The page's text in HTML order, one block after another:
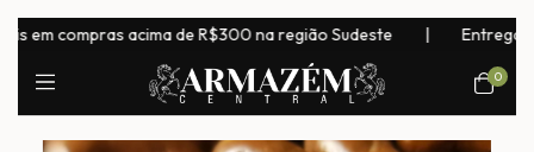
compras acima de R$300 na região Sudeste | Entrega para
0